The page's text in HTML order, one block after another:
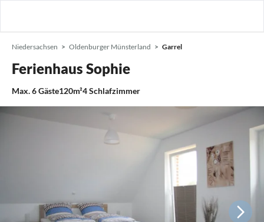
Niedersachsen Oldenburger Münsterland Garrel
Ferienhaus Sophie
Max.6Gäste120m²4Schlafzimmer